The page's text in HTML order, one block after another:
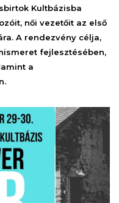
Kultbázisba
női vezetőit az első
A rendezvény célja,
fejlesztésében,
a